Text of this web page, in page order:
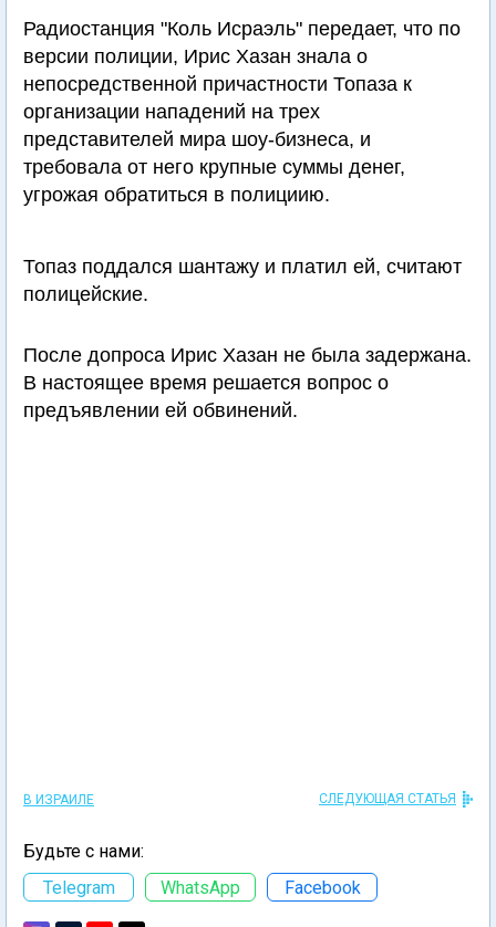
Радиостанция "Коль Исраэль" передает, что по
версии полиции, Ирис Хазан знала о
непосредственной причастности Топаза к
организации нападений на трех
представителей мира шоу-бизнеса, и
требовала от него крупные суммы денег,
угрожая обратиться в полициию.
Топаз поддался шантажу и платил ей, считают
полицейские.
После допроса Ирис Хазан не была задержана.
В настоящее время решается вопрос о
предъявлении ей обвинений.
В ИЗРАИЛЕ СЛЕДУЮЩАЯ СТАТЬЯ
Будьте с нами:
Telegram
WhatsApp Facebook